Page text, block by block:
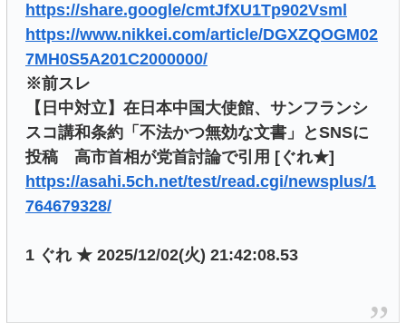
https://share.google/cmtJfXU1Tp902Vsml
https://www.nikkei.com/article/DGXZQOGM02
7MH0S5A201C2000000/
※前スレ
【日中対立】在日本中国大使館、サンフランシ
スコ講和条約「不法かつ無効な文書」とSNSに
投稿 高市首相が党首討論で引用 [ぐれ★]
https://asahi.5ch.net/test/read.cgi/newsplus/1
764679328/
1 ぐれ ★ 2025/12/02(火) 21:42:08.53